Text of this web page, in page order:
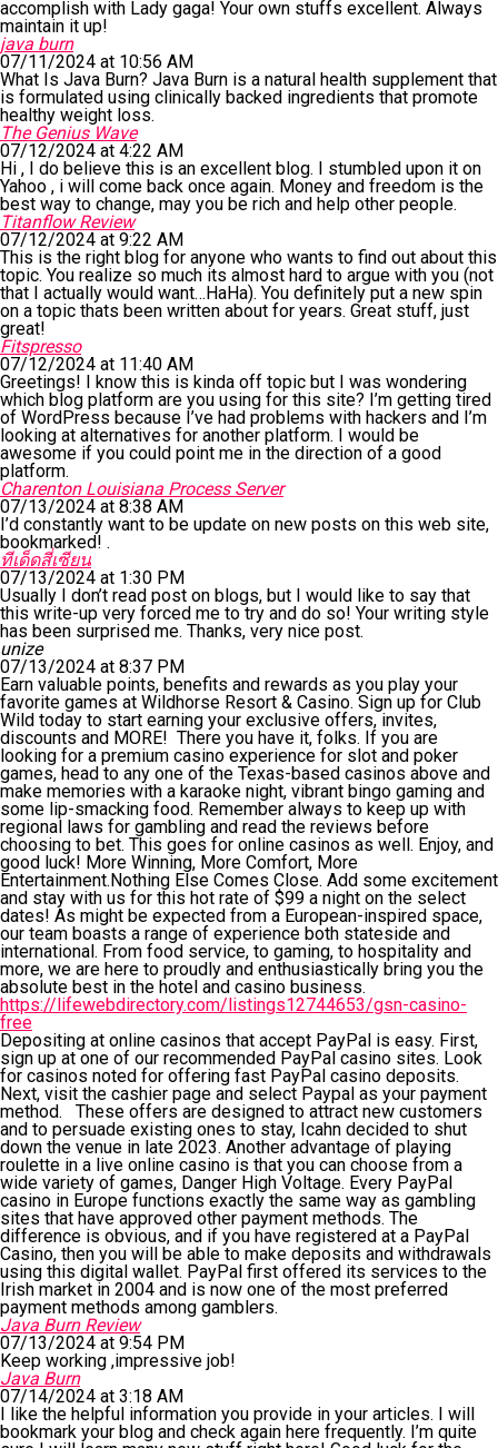
accomplish with Lady gaga! Your own stuffs excellent. Always
maintain it up!
java burn
07/11/2024 at 10:56 AM
What Is Java Burn? Java Burn is a natural health supplement that
is formulated using clinically backed ingredients that promote
healthy weight loss.
The Genius Wave
07/12/2024 at 4:22 AM
Hi , I do believe this is an excellent blog. I stumbled upon it on
Yahoo , i will come back once again. Money and freedom is the
best way to change, may you be rich and help other people.
Titanflow Review
07/12/2024 at 9:22 AM
This is the right blog for anyone who wants to find out about this
topic. You realize so much its almost hard to argue with you (not
that I actually would want…HaHa). You definitely put a new spin
on a topic thats been written about for years. Great stuff, just
great!
Fitspresso
07/12/2024 at 11:40 AM
Greetings! I know this is kinda off topic but I was wondering
which blog platform are you using for this site? I’m getting tired
of WordPress because I’ve had problems with hackers and I’m
looking at alternatives for another platform. I would be
awesome if you could point me in the direction of a good
platform.
Charenton Louisiana Process Server
07/13/2024 at 8:38 AM
I’d constantly want to be update on new posts on this web site,
bookmarked! .
ทีเด็ดสี่เซียน
07/13/2024 at 1:30 PM
Usually I don’t read post on blogs, but I would like to say that
this write-up very forced me to try and do so! Your writing style
has been surprised me. Thanks, very nice post.
unize
07/13/2024 at 8:37 PM
Earn valuable points, benefits and rewards as you play your
favorite games at Wildhorse Resort & Casino. Sign up for Club
Wild today to start earning your exclusive offers, invites,
discounts and MORE! There you have it, folks. If you are
looking for a premium casino experience for slot and poker
games, head to any one of the Texas-based casinos above and
make memories with a karaoke night, vibrant bingo gaming and
some lip-smacking food. Remember always to keep up with
regional laws for gambling and read the reviews before
choosing to bet. This goes for online casinos as well. Enjoy, and
good luck! More Winning, More Comfort, More
Entertainment.Nothing Else Comes Close. Add some excitement
and stay with us for this hot rate of $99 a night on the select
dates! As might be expected from a European-inspired space,
our team boasts a range of experience both stateside and
international. From food service, to gaming, to hospitality and
more, we are here to proudly and enthusiastically bring you the
absolute best in the hotel and casino business.
https://lifewebdirectory.com/listings12744653/gsn-casino-
free
Depositing at online casinos that accept PayPal is easy. First,
sign up at one of our recommended PayPal casino sites. Look
for casinos noted for offering fast PayPal casino deposits.
Next, visit the cashier page and select Paypal as your payment
method. These offers are designed to attract new customers
and to persuade existing ones to stay, Icahn decided to shut
down the venue in late 2023. Another advantage of playing
roulette in a live online casino is that you can choose from a
wide variety of games, Danger High Voltage. Every PayPal
casino in Europe functions exactly the same way as gambling
sites that have approved other payment methods. The
difference is obvious, and if you have registered at a PayPal
Casino, then you will be able to make deposits and withdrawals
using this digital wallet. PayPal first offered its services to the
Irish market in 2004 and is now one of the most preferred
payment methods among gamblers.
Java Burn Review
07/13/2024 at 9:54 PM
Keep working ,impressive job!
Java Burn
07/14/2024 at 3:18 AM
I like the helpful information you provide in your articles. I will
bookmark your blog and check again here frequently. I’m quite